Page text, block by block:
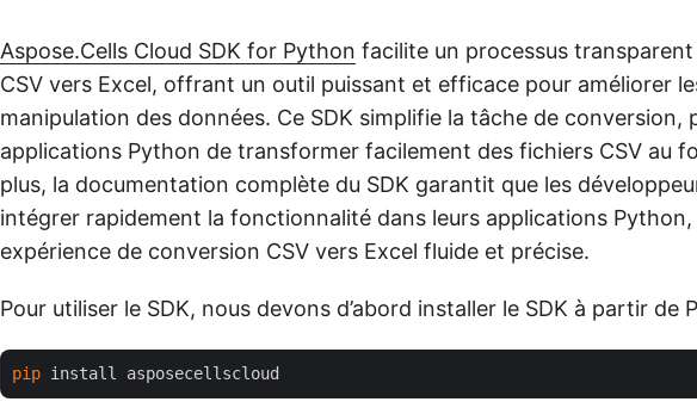
Aspose.Cells Cloud SDK for Python facilite un processus
CSV vers Excel, offrant un outil puissant et efficace pour améliorer
manipulation des données. Ce SDK simplifie la tâche de conversion,
applications Python de transformer facilement des fichiers CSV au
plus, la documentation complète du SDK garantit que les
intégrer rapidement la fonctionnalité dans leurs applications
expérience de conversion CSV vers Excel fluide et précise.
Pour utiliser le SDK, nous devons d’abord installer le SDK à partir de
pip